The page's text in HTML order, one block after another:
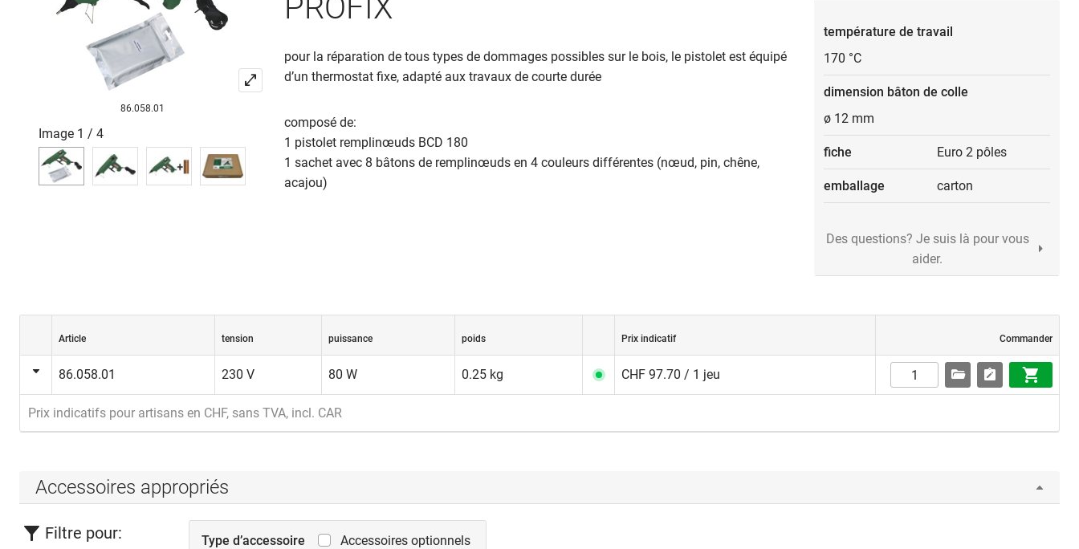
86.058.01
Image 1 / 4
PROFIX
pour la réparation de tous types de dommages possibles sur le bois, le pistolet est équipé
d’un thermostat fixe, adapté aux travaux de courte durée
composé de:
1 pistolet remplinœuds BCD 180
1 sachet avec 8 bâtons de remplinœuds en 4 couleurs différentes (nœud, pin, chêne,
acajou)
température de travail
170 °C
dimension bâton de colle
ø 12 mm
fiche Euro 2 pôles
emballage carton
Des questions? Je suis là pour vous
aider.
Article tension puissance poids Prix indicatif Commander
86.058.01 230 V 80 W 0.25 kg CHF 97.70 / 1 jeu
Prix indicatifs pour artisans en CHF, sans TVA, incl. CAR
Accessoires appropriés
Filtre pour: Type d’accessoire Accessoires optionnels